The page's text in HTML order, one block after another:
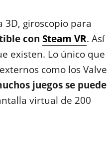
3D, giroscopio para
con Steam VR. Así
existen. Lo único que
como los Valve
juegos se puede
virtual de 200